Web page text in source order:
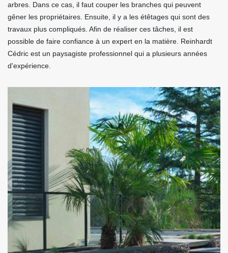
arbres. Dans ce cas, il faut couper les branches qui peuvent
gêner les propriétaires. Ensuite, il y a les étêtages qui sont des
travaux plus compliqués. Afin de réaliser ces tâches, il est
possible de faire confiance à un expert en la matière. Reinhardt
Cédric est un paysagiste professionnel qui a plusieurs années
d'expérience.